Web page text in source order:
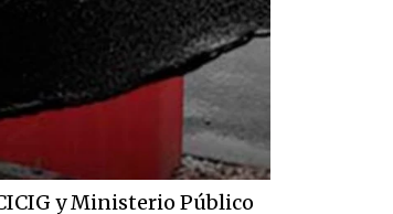
y Ministerio Público